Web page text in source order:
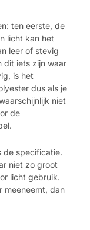
ten eerste, de
licht kan het
leer of stevig
dit iets zijn waar
is het
dus als je
niet
de
de specificatie.
niet zo groot
licht gebruik.
meeneemt, dan